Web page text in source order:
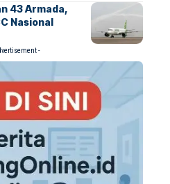
43 Armada,
Nasional
-